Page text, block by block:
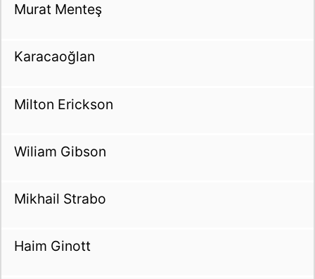
Murat Menteş
Karacaoğlan
Milton Erickson
Wiliam Gibson
Mikhail Strabo
Haim Ginott